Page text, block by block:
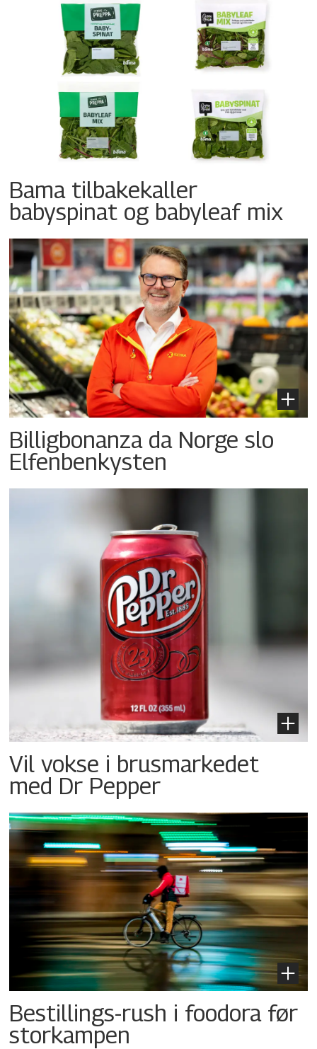
Bama tilbakekaller
babyspinat og babyleaf mix
Billigbonanza da Norge slo
Elfenbenkysten
Vil vokse i brusmarkedet
med Dr Pepper
Bestillings-rush i foodora før
storkampen